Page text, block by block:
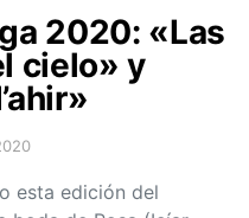
2020: «Las
cielo» y
esta edición del